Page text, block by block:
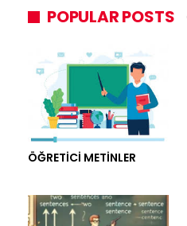
POPULAR POSTS
ÖĞRETİCİ METİNLER